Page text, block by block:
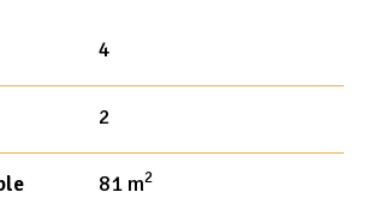
4
2
81 m2